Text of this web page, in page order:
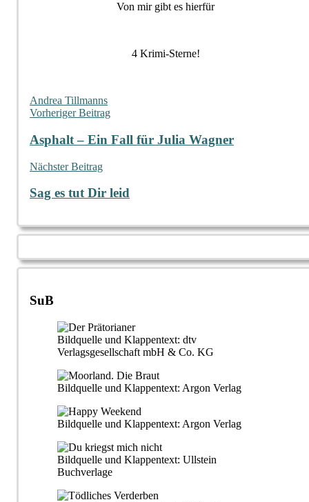
Von mir gibt es hierfür
4 Krimi-Sterne!
Andrea Tillmanns
Beitragsnavigation
Vorheriger Beitrag
Asphalt – Ein Fall für Julia Wagner
Nächster Beitrag
Sag es tut Dir leid
SuB
Bildquelle und Klappentext: dtv
Verlagsgesellschaft mbH & Co. KG
Bildquelle und Klappentext: Argon Verlag
Bildquelle und Klappentext: Argon Verlag
Bildquelle und Klappentext: Ullstein
Buchverlage